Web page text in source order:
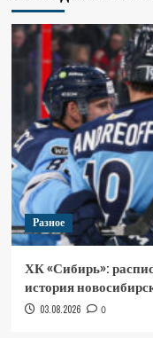
Разное
ХК «Сибирь»:
история
03.08.2026 0